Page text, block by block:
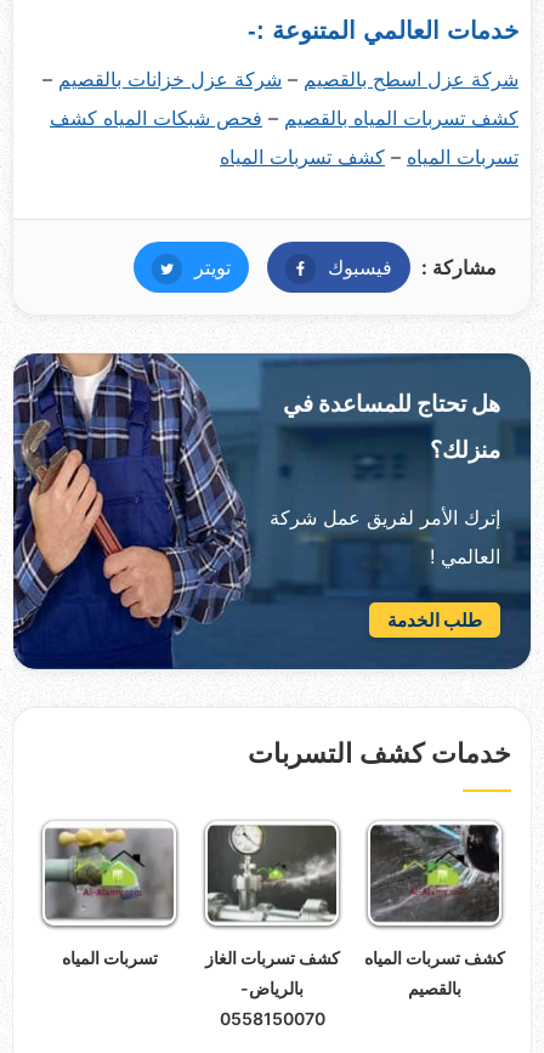
خدمات العالمي المتنوعة :-
شركة عزل اسطح بالقصيم – شركة عزل خزانات بالقصيم –
كشف تسربات المياه بالقصيم – فحص شبكات المياه كشف
تسربات المياه – كشف تسربات المياه
مشاركة : فيسبوك فيسبوكتويتر تويتر
هل تحتاج للمساعدة في
منزلك؟
إترك الأمر لفريق عمل شركة
العالمي !
طلب الخدمة
خدمات كشف التسربات
كشف تسربات المياه
بالقصيم
كشف تسربات الغاز
بالرياض-
0558150070
تسربات المياه